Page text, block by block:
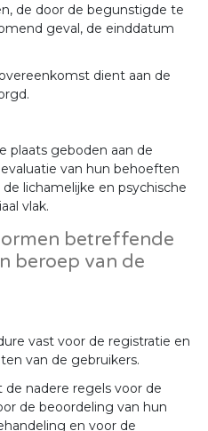
de door de begunstigde te
geval, de einddatum
dient aan de
plaats geboden aan de
van hun behoeften
lichamelijke en psychische
vlak.
betreffende
beroep van de
vast voor de registratie en
van de gebruikers.
nadere regels voor de
de beoordeling van hun
en voor de